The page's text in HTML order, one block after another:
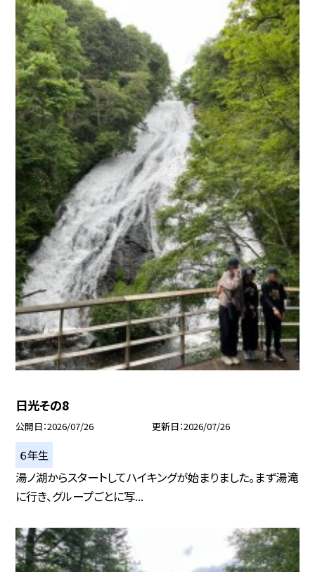
日光その8
公開日 2026/07/26 更新日 2026/07/26
６年生
湯ノ湖からスタートしてハイキングが始まりました。まず湯滝
に行き、グループごとに写...